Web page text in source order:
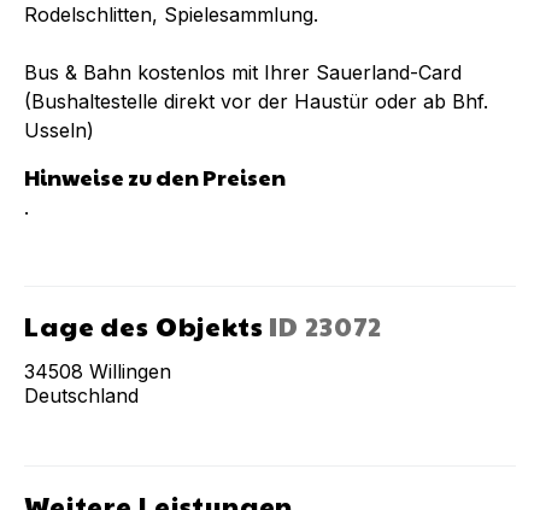
Rodelschlitten, Spielesammlung.
Bus & Bahn kostenlos mit Ihrer Sauerland-Card
(Bushaltestelle direkt vor der Haustür oder ab Bhf.
Usseln)
Hinweise zu den Preisen
·
Lage des Objekts ID 23072
34508 Willingen
Deutschland